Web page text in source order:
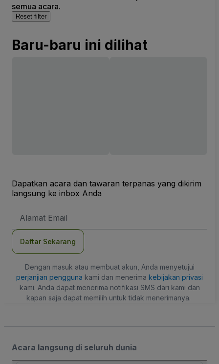
semua acara.
Reset filter
Baru-baru ini dilihat
Dapatkan acara dan tawaran terpanas yang dikirim
langsung ke inbox Anda
Email
Daftar Sekarang
Dengan masuk atau membuat akun, Anda menyetujui
perjanjian pengguna kami dan menerima kebijakan privasi
kami. Anda dapat menerima notifikasi SMS dari kami dan
kapan saja dapat memilih untuk tidak menerimanya.
Acara langsung di seluruh dunia